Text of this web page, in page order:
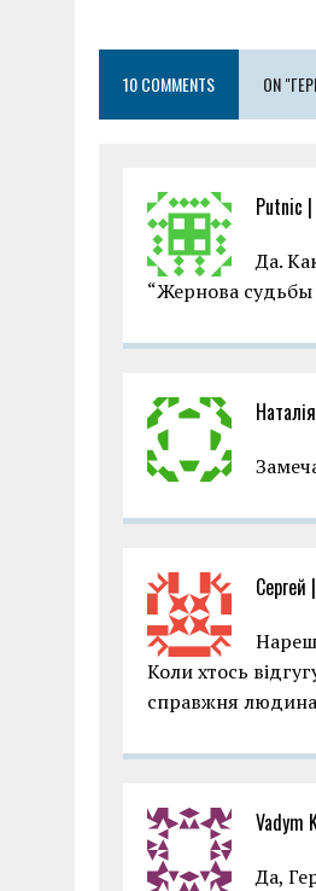
o
o
k
r A
p
p
10 COMMENTS ON
Putnic |
Да.
“Жернова
Сергей |
Коли хтось
справжня
Vadym
Да,